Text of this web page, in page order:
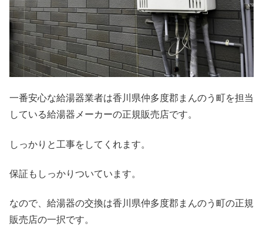
一番安心な給湯器業者は香川県仲多度郡まんのう町を担当
している給湯器メーカーの正規販売店です。
しっかりと工事をしてくれます。
保証もしっかりついています。
なので、給湯器の交換は香川県仲多度郡まんのう町の正規
販売店の一択です。